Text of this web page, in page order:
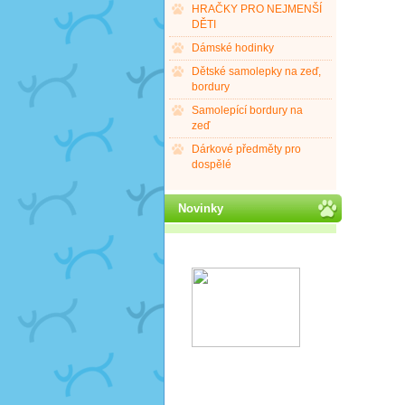
HRAČKY PRO NEJMENŠÍ
DĚTI
Dámské hodinky
Dětské samolepky na zeď,
bordury
Samolepící bordury na
zeď
Dárkové předměty pro
dospělé
Novinky